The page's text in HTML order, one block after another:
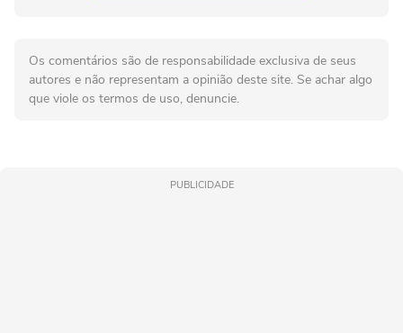
Os comentários são de responsabilidade exclusiva de seus
autores e não representam a opinião deste site. Se achar algo
que viole os termos de uso, denuncie.
PUBLICIDADE